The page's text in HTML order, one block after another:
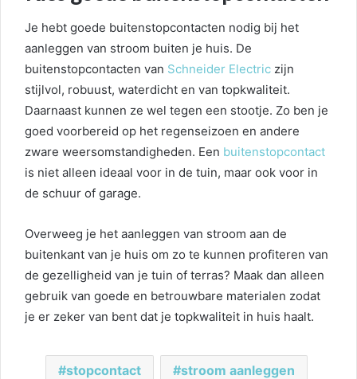
Je hebt goede buitenstopcontacten nodig bij het
aanleggen van stroom buiten je huis. De
buitenstopcontacten van Schneider Electric zijn
stijlvol, robuust, waterdicht en van topkwaliteit.
Daarnaast kunnen ze wel tegen een stootje. Zo ben je
goed voorbereid op het regenseizoen en andere
zware weersomstandigheden. Een buitenstopcontact
is niet alleen ideaal voor in de tuin, maar ook voor in
de schuur of garage.
Overweeg je het aanleggen van stroom aan de
buitenkant van je huis om zo te kunnen profiteren van
de gezelligheid van je tuin of terras? Maak dan alleen
gebruik van goede en betrouwbare materialen zodat
je er zeker van bent dat je topkwaliteit in huis haalt.
stopcontact stroom aanleggen